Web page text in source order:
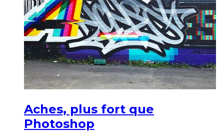
Aches, plus fort que
Photoshop